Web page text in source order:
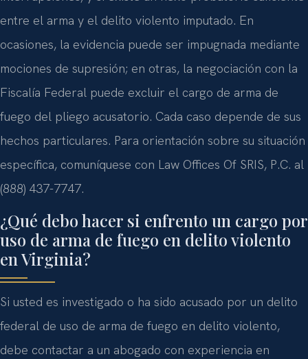
entre el arma y el delito violento imputado. En
ocasiones, la evidencia puede ser impugnada mediante
mociones de supresión; en otras, la negociación con la
Fiscalía Federal puede excluir el cargo de arma de
fuego del pliego acusatorio. Cada caso depende de sus
hechos particulares. Para orientación sobre su situación
específica, comuníquese con Law Offices Of SRIS, P.C. al
(888) 437-7747.
¿Qué debo hacer si enfrento un cargo por
uso de arma de fuego en delito violento
en Virginia?
Si usted es investigado o ha sido acusado por un delito
federal de uso de arma de fuego en delito violento,
debe contactar a un abogado con experiencia en